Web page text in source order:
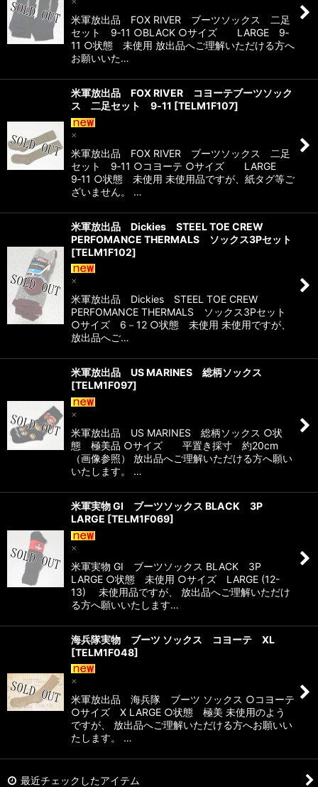
米軍放出品 FOX RIVER ブーツソックス 二足
セット 9‐11 ○BLACK ○サイズ LARGE 9‐
11 ○状態 未使用 放出品へご理解いただける方へ
お願いいた…
米軍放出品 FOX RIVER コヨーテブーツソック
ス 二足セット 9‐11 [TELM1F107]
×
米軍放出品 FOX RIVER ブーツソックス 二足
セット 9‐11 ○コヨーテ ○サイズ LARGE
9‐11 ○状態 未使用 未使用品ですが、紙タグ等ご
ざいません。 …
米軍放出品 Dickies STEEL TOE CREW
PERFOMANCE THERMALS ソックス3Pセット
[TELM1F102]
×
米軍放出品 Dickies STEEL TOE CREW
PERFOMANCE THERMALS ソックス3Pセット
○サイズ 6－12 ○状態 未使用 未使用ですが、
放出品へご…
米軍放出品 US MARINES 総柄ソックス
[TELM1F097]
×
米軍放出品 US MARINES 総柄ソックス ○状
態 極美品 ○サイズ 平置き採寸 約20cm
（画像参照） 放出品へご理解いただける方へ願い
いたします。 …
米軍実物 GI ブーツソックス BLACK 3P
LARGE [TELM1F069]
×
米軍実物 GI ブーツソックス BLACK 3P
LARGE ○状態 未使用 ○サイズ LARGE (12-
13) 未使用品ですが、 放出品へご理解いただけ
る方へ願いいたします…
海兵隊実物 ブーツ ソックス コヨーテ XL
[TELM1F048]
×
米軍放出品 海兵隊 ブーツ ソックス ○コヨーテ
○サイズ X LARGE ○状態 極美 未使用のよう
ですが、 放出品へご理解いただける方へお願いい
たします。 …
最近チェックしたアイテム